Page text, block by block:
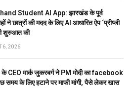
Student AI App: झारखंड के पूर्व
ने छात्रों की मदद के लिए AI आधारित ऐप ‘प्रीप्जी
शुरुआत की
6, 2026
CEO मार्क जुकरबर्ग ने PM मोदी का facebook
समय के लिए हटाने पर माफी मांगी, पैसे लेकर खास